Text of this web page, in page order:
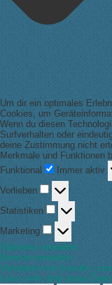
Um dir ein optimales
Cookies, um
Wenn du diesen
Surfverhalten oder
deine Zustimmung nicht
Merkmale und Funktionen
Funktional
Funktional
Immer aktiv
Vorlieben
Vorlieben
Statistiken Statistiken
Marketing
Marketing
Optionen verwalten
Dienste verwalten
Verwalten von
Lese mehr über diese